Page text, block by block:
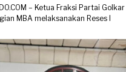
– Ketua Fraksi Partai
MBA melaksanakan Reses I